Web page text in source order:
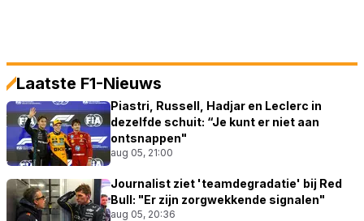
Laatste F1-Nieuws
Piastri, Russell, Hadjar en Leclerc in
dezelfde schuit: “Je kunt er niet aan
ontsnappen"
aug 05, 21:00
Journalist ziet 'teamdegradatie' bij Red
Bull: "Er zijn zorgwekkende signalen"
aug 05, 20:36